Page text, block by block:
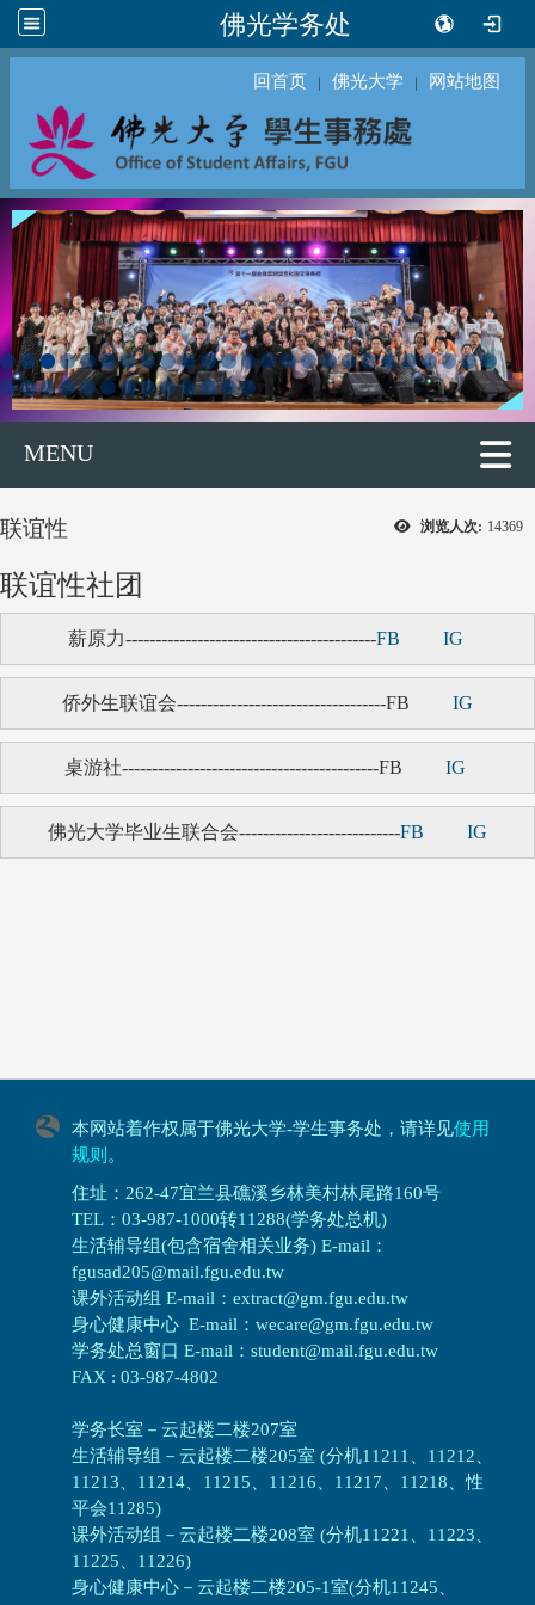
佛光学务处
回首页 ｜ 佛光大学 ｜ 网站地图
MENU
浏览人次: 14369
联谊性
联谊性社团
薪原力------------------------------------------FB IG
侨外生联谊会-----------------------------------FB IG
桌游社-------------------------------------------FB IG
佛光大学毕业生联合会---------------------------FB IG
本网站着作权属于佛光大学-学生事务处，请详见使用
规则 。
住址：262-47宜兰县礁溪乡林美村林尾路160号
TEL：03-987-1000转11288(学务处总机)
生活辅导组(包含宿舍相关业务) E-mail：
fgusad205@mail.fgu.edu.tw
课外活动组 E-mail：extract@gm.fgu.edu.tw
身心健康中心 E-mail：wecare@gm.fgu.edu.tw
学务处总窗口 E-mail：student@mail.fgu.edu.tw
FAX : 03-987-4802
学务长室－云起楼二楼207室
生活辅导组 － 云起楼二楼205室 (分机11211、11212、
11213、11214、11215、11216、11217、11218、性
平会11285)
课外活动组 － 云起楼二楼208室 (分机11221、11223、
11225、11226)
身心健康中心 － 云起楼二楼205-1室(分机11245、